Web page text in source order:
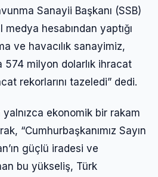
Sanayii Başkanı (SSB)
hesabından yaptığı
ve havacılık sanayimiz,
574 milyon dolarlık ihracat
rekorlarını tazeledi” dedi.
yalnızca ekonomik bir rakam
“Cumhurbaşkanımız Sayın
güçlü iradesi ve
bu yükseliş, Türk